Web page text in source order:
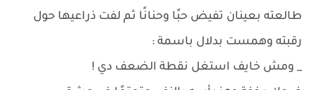
طالعته بعينان تفيض حبًا وحنانًا ثم لفت ذراعيها حول
رقبته وهمست بدلال باسمة :
_ ومش خايف استغل نقطة الضعف دي !